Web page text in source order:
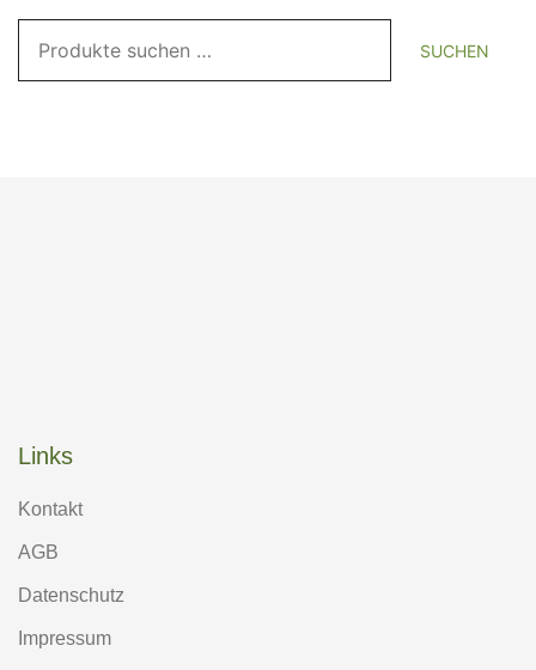
nach:
SUCHEN
Links
Kontakt
AGB
Datenschutz
Impressum